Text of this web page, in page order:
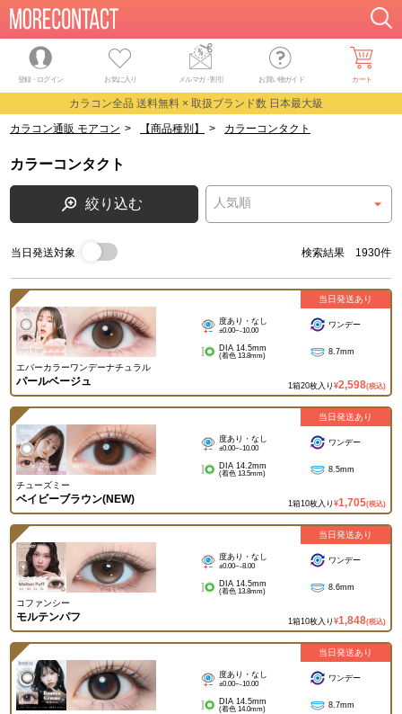
登録・ログイン お気に入り メルマガ・割引 お買い物ガイド カート
カラコン全品 送料無料 × 取扱ブランド数 日本最大級
カラコン通販 モアコン > 【商品種別】 > カラーコンタクト
カラーコンタクト
絞り込む
当日発送対象 検索結果 1930件
エバーカラーワンデーナチュラル
パールベージュ
度あり・なし
±0.00~-10.00
ワンデー
DIA 14.5mm
(着色 13.8mm) 8.7mm
1箱20枚入り ¥2,598(税込)
当日発送あり
チューズミー
ベイビーブラウン(NEW)
度あり・なし
±0.00~-10.00
ワンデー
DIA 14.2mm
(着色 13.5mm) 8.5mm
1箱10枚入り ¥1,705(税込)
当日発送あり
コファンシー
モルテンパフ
度あり・なし
±0.00~-8.00
ワンデー
DIA 14.5mm
(着色 13.8mm) 8.6mm
1箱10枚入り ¥1,848(税込)
当日発送あり
度あり・なし
±0.00~-10.00
ワンデー
DIA 14.5mm
(着色 14.0mm) 8.7mm
当日発送あり